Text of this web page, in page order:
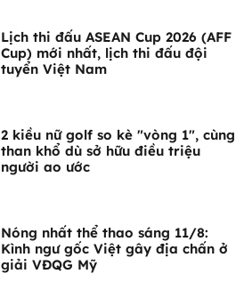
Lịch thi đấu ASEAN Cup 2026 (AFF
Cup) mới nhất, lịch thi đấu đội
tuyển Việt Nam
2 kiều nữ golf so kè "vòng 1", cùng
than khổ dù sở hữu điều triệu
người ao ước
Nóng nhất thể thao sáng 11/8:
Kình ngư gốc Việt gây địa chấn ở
giải VĐQG Mỹ